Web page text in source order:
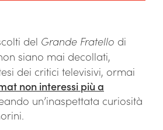
del Grande Fratello di
siano mai decollati,
dei critici televisivi, ormai
non interessi più a
un’inaspettata curiosità